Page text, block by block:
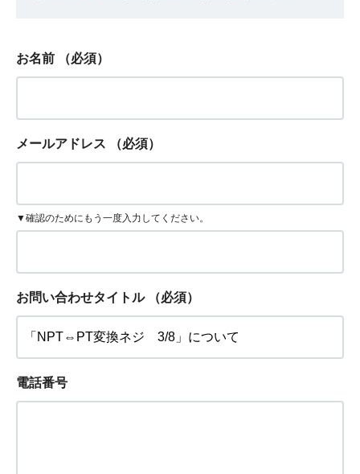
お名前 （必須）
メールアドレス （必須）
▼確認のためにもう一度入力してください。
お問い合わせタイトル （必須）
電話番号